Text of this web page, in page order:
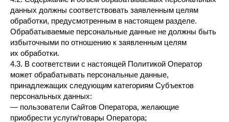
данных должны соответствовать заявленным целям
обработки, предусмотренным в настоящем разделе.
Обрабатываемые персональные данные не должны быть
избыточными по отношению к заявленным целям
их обработки.
4.3. В соответствии с настоящей Политикой Оператор
может обрабатывать персональные данные,
принадлежащих следующим категориям Субъектов
персональных данных:
— пользователи Сайтов Оператора, желающие
приобрести услуги/товары Оператора;